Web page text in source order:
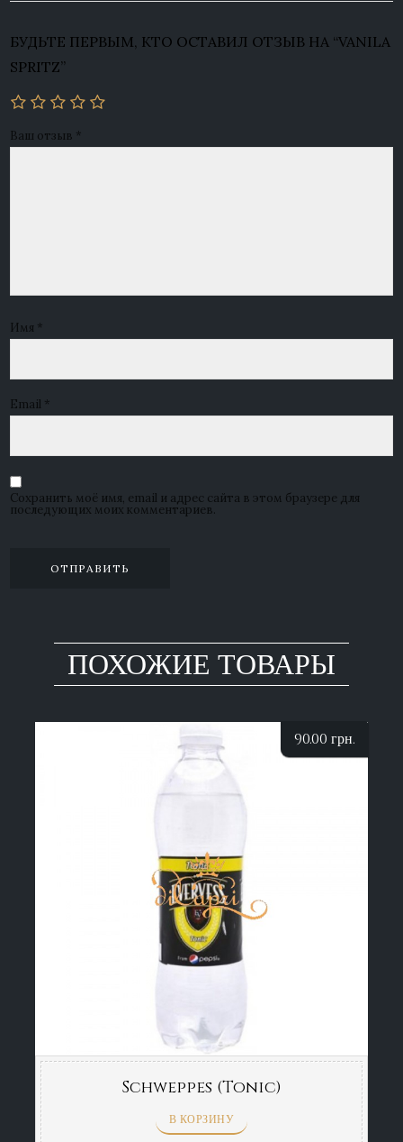
БУДЬТЕ ПЕРВЫМ, КТО ОСТАВИЛ ОТЗЫВ НА “VANILA
SPRITZ”
Ваш отзыв *
Имя *
Email *
Сохранить моё имя, email и адрес сайта в этом браузере для
последующих моих комментариев.
ПОХОЖИЕ ТОВАРЫ
90.00 грн.
Schweppes (Tonic)
В КОРЗИНУ